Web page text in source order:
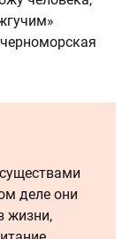
деле они
жизни,